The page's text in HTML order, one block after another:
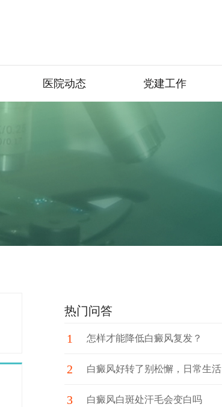
医院动态 党建工作
热门问答
1 怎样才能降低白癜风复发？
2 白癜风好转了别松懈，日常生活
中注意这些护理细节！
3 白癜风白斑处汗毛会变白吗